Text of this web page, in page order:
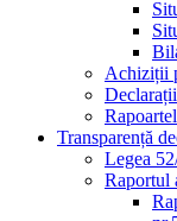
Achiziții
Transparență
Legea
Raportul